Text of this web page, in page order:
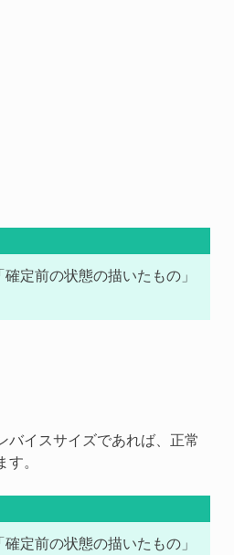
定前の状態の描いたもの」
バイスサイズであれば、正常
す。
定前の状態の描いたもの」